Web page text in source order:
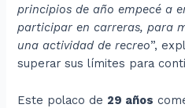
principios de año empecé a
participar en carreras, para
una actividad de recreo”,
superar sus límites para
Este polaco de 29 años